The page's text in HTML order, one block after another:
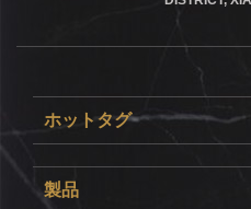
ホットタグ
製品